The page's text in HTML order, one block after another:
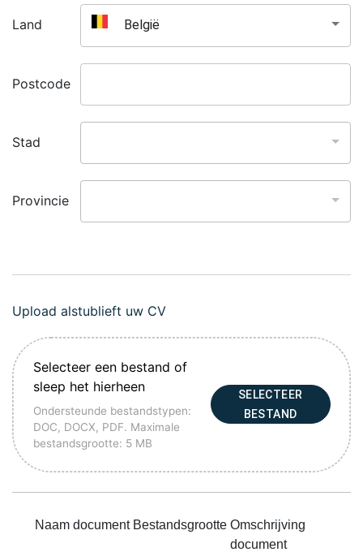
Land België
Postcode
Stad
Provincie
Upload alstublieft uw CV
Naam document Bestandsgrootte Omschrijving
document
Selecteer een bestand of
sleep het hierheen
Ondersteunde bestandstypen:
DOC, DOCX, PDF. Maximale
bestandsgrootte: 5 MB
SELECTEER
BESTAND